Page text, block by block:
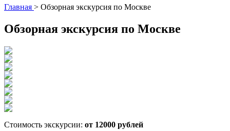
Главная > Обзорная экскурсия по Москве
Обзорная экскурсия по Москве
Стоимость экскурсии: от 12000 рублей